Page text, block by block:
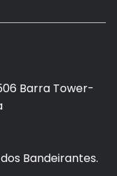
Barra Tower-
Bandeirantes.